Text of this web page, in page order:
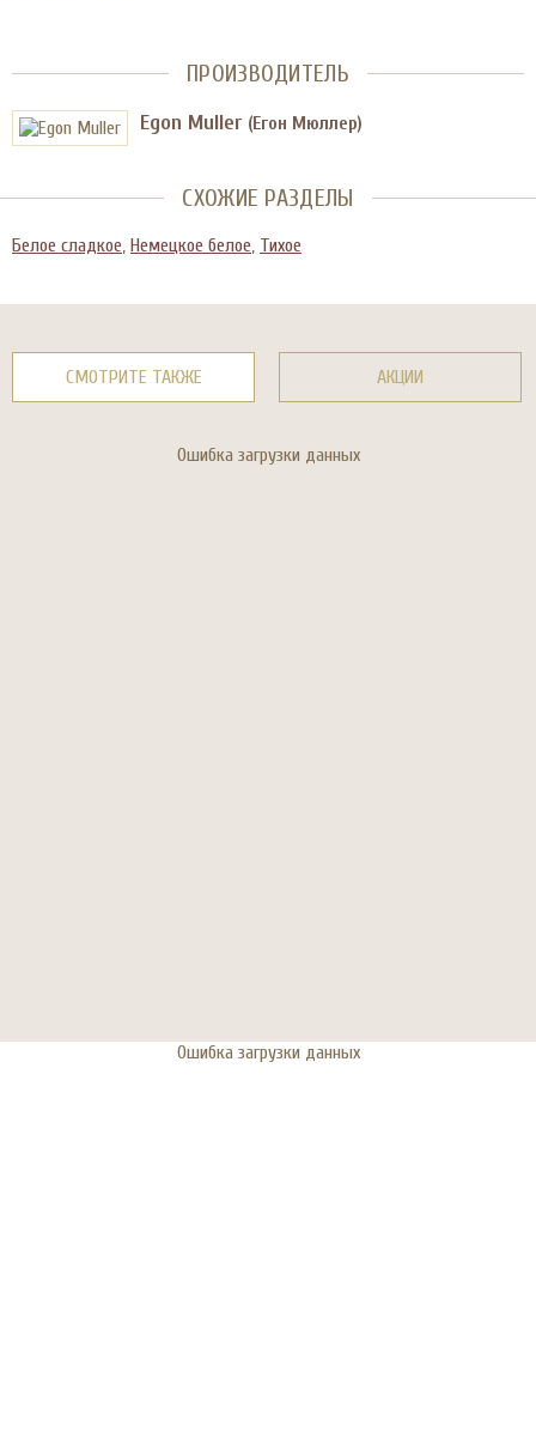
ПРОИЗВОДИТЕЛЬ
Egon Muller (Егон Мюллер)
СХОЖИЕ РАЗДЕЛЫ
Белое сладкое, Немецкое белое, Тихое
СМОТРИТЕ ТАКЖЕ АКЦИИ
Ошибка загрузки данных
Ошибка загрузки данных